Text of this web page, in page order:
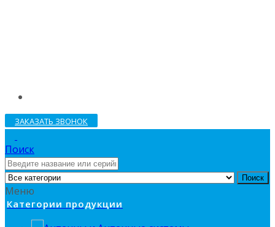
ЗАКАЗАТЬ ЗВОНОК
Поиск
Поиск
Меню
Категории продукции